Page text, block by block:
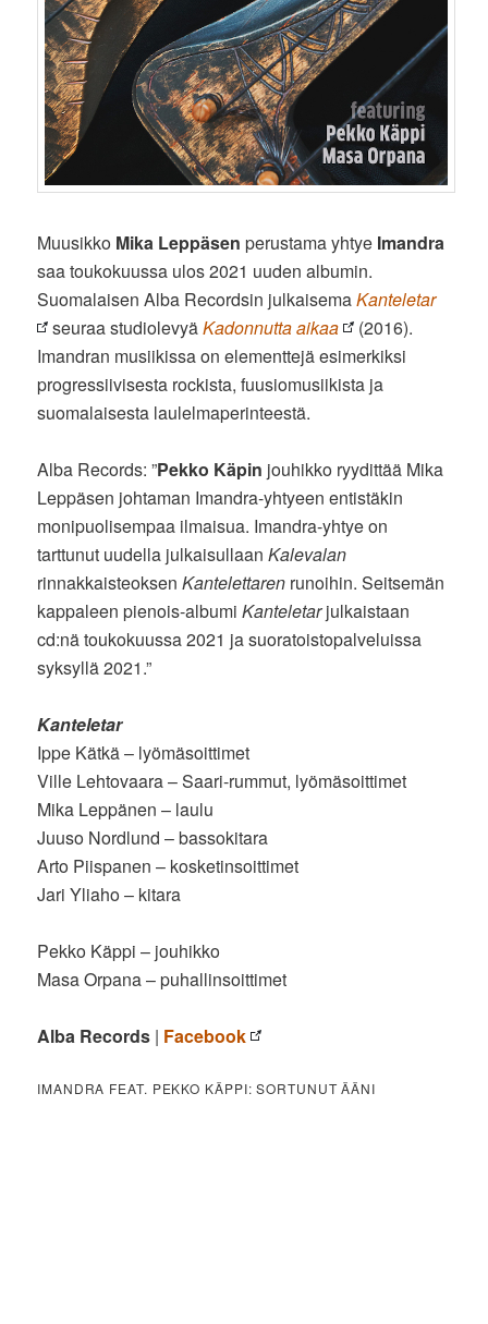
Muusikko Mika Leppäsen perustama yhtye Imandra
saa toukokuussa ulos 2021 uuden albumin.
Suomalaisen Alba Recordsin julkaisemaKanteletar
seuraa studiolevyäKadonnutta aikaa
(2016).
Imandran musiikissa on elementtejä esimerkiksi
progressiivisesta rockista, fuusiomusiikista ja
suomalaisesta laulelmaperinteestä.
Alba Records: ”Pekko Käpin jouhikko ryydittää Mika
Leppäsen johtaman Imandra-yhtyeen entistäkin
monipuolisempaa ilmaisua. Imandra-yhtye on
tarttunut uudella julkaisullaanKalevalan
rinnakkaisteoksenKantelettaren runoihin. Seitsemän
kappaleen pienois-albumiKanteletarjulkaistaan
cd:nä toukokuussa 2021 ja suoratoistopalveluissa
syksyllä 2021.”
Kanteletar
Ippe Kätkä – lyömäsoittimet
Ville Lehtovaara – Saari-rummut, lyömäsoittimet
Mika Leppänen – laulu
Juuso Nordlund – bassokitara
Arto Piispanen – kosketinsoittimet
Jari Yliaho – kitara
Pekko Käppi – jouhikko
Masa Orpana – puhallinsoittimet
Alba Records | Facebook
IMANDRA FEAT. PEKKO KÄPPI: SORTUNUT ÄÄNI